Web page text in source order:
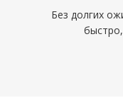
Без долгих